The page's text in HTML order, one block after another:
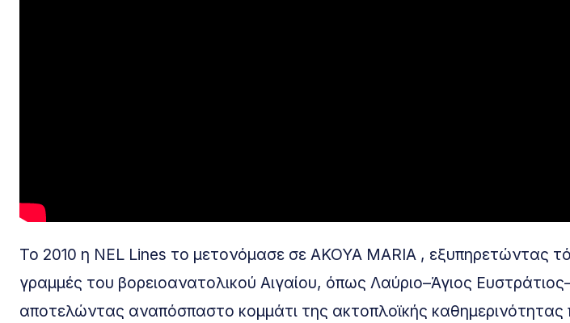
Το 2010 η NEL Lines το μετονόμασε σε AKOYA MARIA , εξυπηρετώντας
γραμμές του βορειοανατολικού Αιγαίου, όπως Λαύριο–Άγιος
αποτελώντας αναπόσπαστο κομμάτι της ακτοπλοϊκής